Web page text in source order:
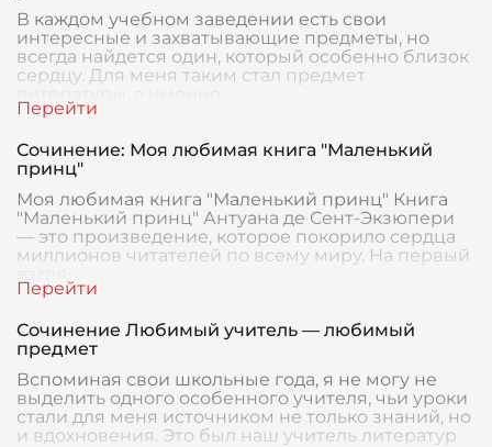
В каждом учебном заведении есть свои
интересные и захватывающие предметы, но
всегда найдется один, который особенно близок
сердцу. Для меня таким стал предмет
Сочинение: Моя любимая книга "Маленький
принц"
Моя любимая книга "Маленький принц" Книга
"Маленький принц" Антуана де Сент-Экзюпери
— это произведение, которое покорило сердца
миллионов читателей по всему миру. На первый
Сочинение Любимый учитель — любимый
предмет
Вспоминая свои школьные года, я не могу не
выделить одного особенного учителя, чьи уроки
стали для меня источником не только знаний, но
и вдохновения. Это был наш учитель литератур